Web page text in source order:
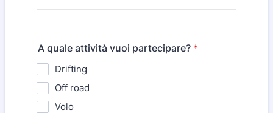
A quale attività vuoi partecipare? *
Drifting
Off road
Volo